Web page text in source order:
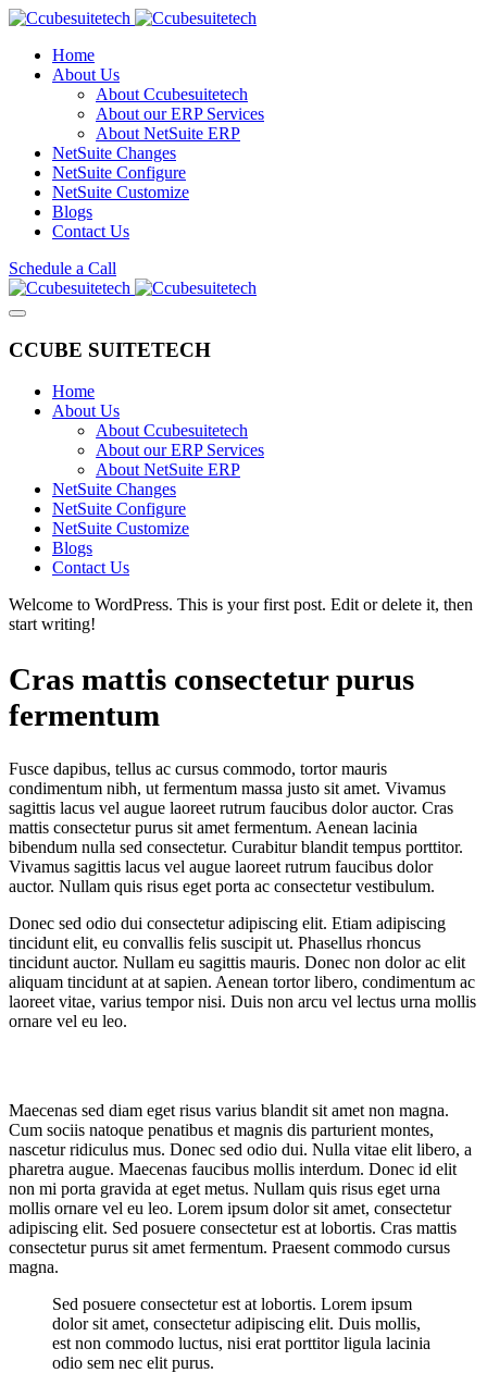
Home
About Us
About Ccubesuitetech
About our ERP Services
About NetSuite ERP
NetSuite Changes
NetSuite Configure
NetSuite Customize
Blogs
Contact Us
Schedule a Call
CCUBE SUITETECH
Home
About Us
About Ccubesuitetech
About our ERP Services
About NetSuite ERP
NetSuite Changes
NetSuite Configure
NetSuite Customize
Blogs
Contact Us
Welcome to WordPress. This is your first post. Edit or delete it, then
start writing!
Cras mattis consectetur purus
fermentum
Fusce dapibus, tellus ac cursus commodo, tortor mauris
condimentum nibh, ut fermentum massa justo sit amet. Vivamus
sagittis lacus vel augue laoreet rutrum faucibus dolor auctor. Cras
mattis consectetur purus sit amet fermentum. Aenean lacinia
bibendum nulla sed consectetur. Curabitur blandit tempus porttitor.
Vivamus sagittis lacus vel augue laoreet rutrum faucibus dolor
auctor. Nullam quis risus eget porta ac consectetur vestibulum.
Donec sed odio dui consectetur adipiscing elit. Etiam adipiscing
tincidunt elit, eu convallis felis suscipit ut. Phasellus rhoncus
tincidunt auctor. Nullam eu sagittis mauris. Donec non dolor ac elit
aliquam tincidunt at at sapien. Aenean tortor libero, condimentum ac
laoreet vitae, varius tempor nisi. Duis non arcu vel lectus urna mollis
ornare vel eu leo.
Maecenas sed diam eget risus varius blandit sit amet non magna.
Cum sociis natoque penatibus et magnis dis parturient montes,
nascetur ridiculus mus. Donec sed odio dui. Nulla vitae elit libero, a
pharetra augue. Maecenas faucibus mollis interdum. Donec id elit
non mi porta gravida at eget metus. Nullam quis risus eget urna
mollis ornare vel eu leo. Lorem ipsum dolor sit amet, consectetur
adipiscing elit. Sed posuere consectetur est at lobortis. Cras mattis
consectetur purus sit amet fermentum. Praesent commodo cursus
magna.
Sed posuere consectetur est at lobortis. Lorem ipsum
dolor sit amet, consectetur adipiscing elit. Duis mollis,
est non commodo luctus, nisi erat porttitor ligula lacinia
odio sem nec elit purus.